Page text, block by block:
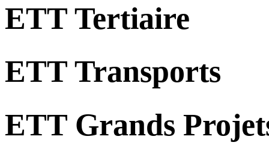
ETT Tertiaire
ETT Transports
ETT Grands